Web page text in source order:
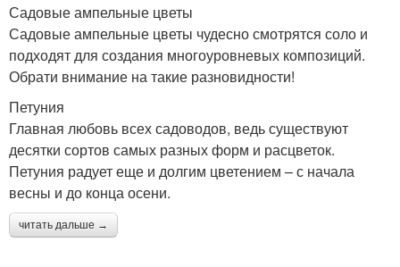
Садовые ампельные цветы
Садовые ампельные цветы чудесно смотрятся соло и
подходят для создания многоуровневых композиций.
Обрати внимание на такие разновидности!
Петуния
Главная любовь всех садоводов, ведь существуют
десятки сортов самых разных форм и расцветок.
Петуния радует еще и долгим цветением – с начала
весны и до конца осени.
читать дальше →